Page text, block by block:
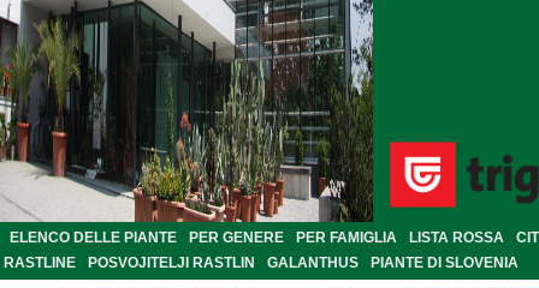
ELENCO DELLE PIANTE PER GENERE PER FAMIGLIA LISTA ROSSA
RASTLINE
POSVOJITELJI RASTLIN GALANTHUS PIANTE DI SLOVENIA